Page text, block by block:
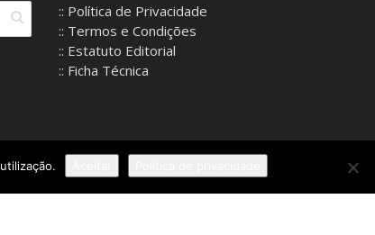
:: Política de Privacidade
:: Termos e Condições
:: Estatuto Editorial
:: Ficha Técnica